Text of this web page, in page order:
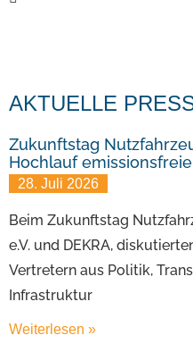
AKTUELLE
Zukunftstag
Hochlauf
28. Juli 2026
Beim Zukunftstag
e.V. und DEKRA,
Vertretern aus Politik,
Infrastruktur
Weiterlesen »